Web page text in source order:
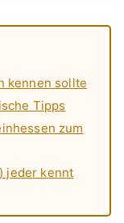
kennen sollte
Tipps
zum
jeder kennt